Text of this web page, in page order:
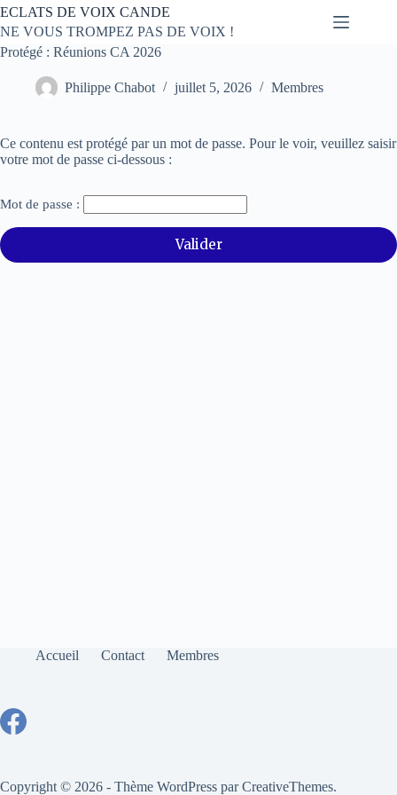
Passer
contenu
ECLATS DE VOIX CANDE
NE VOUS TROMPEZ PAS DE VOIX !
Protégé : Réunions CA 2026
Philippe Chabot juillet 5, 2026 Membres
Ce contenu est protégé par un mot de passe. Pour le voir, veuillez saisir
votre mot de passe ci-dessous :
Mot de passe :
Accueil Contact Membres
Copyright © 2026 - Thème WordPress parCreativeThemes.